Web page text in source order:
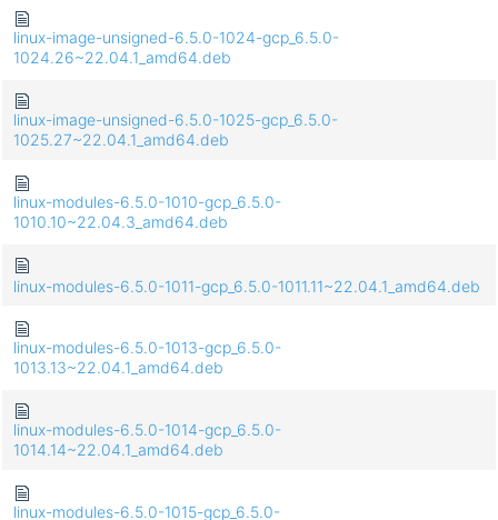
linux-image-unsigned-6.5.0-1024-gcp_6.5.0-
1024.26~22.04.1_amd64.deb
linux-image-unsigned-6.5.0-1025-gcp_6.5.0-
1025.27~22.04.1_amd64.deb
linux-modules-6.5.0-1010-gcp_6.5.0-
1010.10~22.04.3_amd64.deb
linux-modules-6.5.0-1011-gcp_6.5.0-1011.11~22.04.1_amd64.deb
linux-modules-6.5.0-1013-gcp_6.5.0-
1013.13~22.04.1_amd64.deb
linux-modules-6.5.0-1014-gcp_6.5.0-
1014.14~22.04.1_amd64.deb
linux-modules-6.5.0-1015-gcp_6.5.0-